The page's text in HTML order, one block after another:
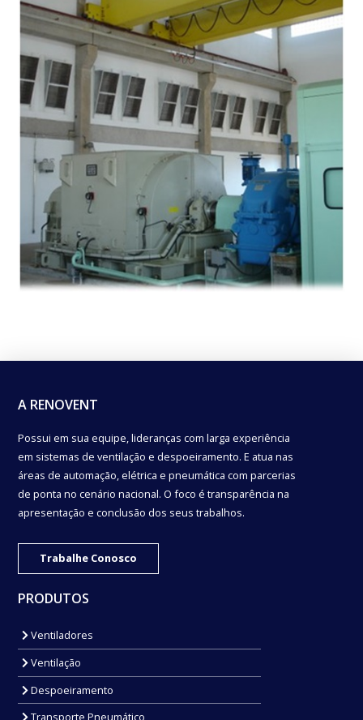
A RENOVENT
Possui em sua equipe, lideranças com larga experiência
em sistemas de ventilação e despoeiramento. E atua nas
áreas de automação, elétrica e pneumática com parcerias
de ponta no cenário nacional. O foco é transparência na
apresentação e conclusão dos seus trabalhos.
Trabalhe Conosco
PRODUTOS
Ventiladores
Ventilação
Despoeiramento
Transporte Pneumático